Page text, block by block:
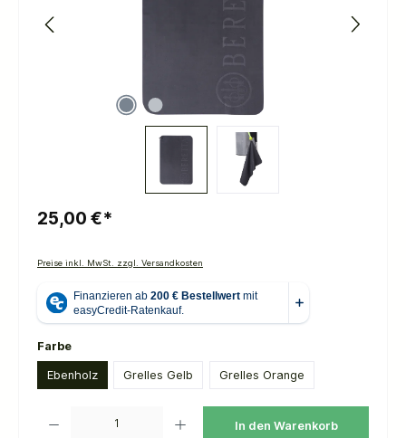
25,00 €*
Preise inkl. MwSt. zzgl. Versandkosten
Farbeauswählen
Ebenholz Grelles Gelb Grelles Orange
In den Warenkorb